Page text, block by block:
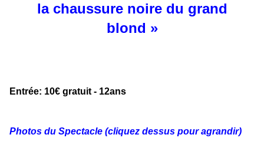
la chaussure noire du grand
blond »
Entrée: 10€ gratuit - 12ans
Photos du Spectacle (cliquez dessus pour agrandir)